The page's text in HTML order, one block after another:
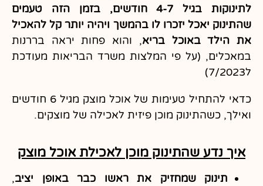
לתינוקות בגיל 4-7 חודשים, בזמן הזה טעמים
שהתינוק יאכל יזכרו לו בהמשך ויהיה יותר קל להאכיל
את הילד באוכל בריא, והוא פחות יראה בררנות
במאכלים, (על פי המלצות משרד הבריאות מעודכת
ל7/2023)
כדאי להתחיל טעימות של אוכל מוצק מגיל 6 חודשים
ואילך, כשהתינוק מוכן פיזית לאכילה של מוצקים.
איך נדע שהתינוק מוכן לאכילת אוכל מוצק
תינוק שמחזיק את ראשו כבר באופן יציב,